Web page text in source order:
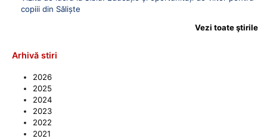
copiii din Săliște
Vezi toate ştirile
Arhivă stiri
2026
2025
2024
2023
2022
2021